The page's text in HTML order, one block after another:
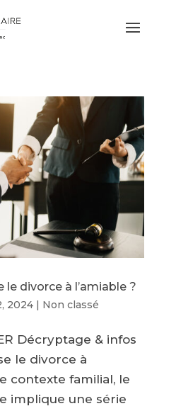
divorce à l’amiable ?
2024| Non classé
Décryptage & infos
le divorce à
contexte familial, le
implique une série